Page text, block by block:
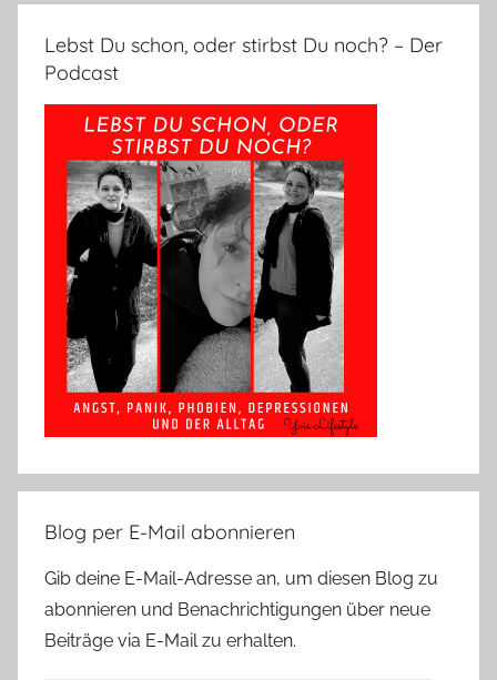
Lebst Du schon, oder stirbst Du noch? – Der
Podcast
Blog per E-Mail abonnieren
Gib deine E-Mail-Adresse an, um diesen Blog zu
abonnieren und Benachrichtigungen über neue
Beiträge via E-Mail zu erhalten.